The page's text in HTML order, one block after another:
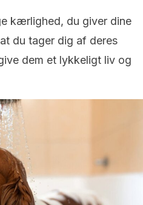
kærlighed, du giver dine
du tager dig af deres
dem et lykkeligt liv og